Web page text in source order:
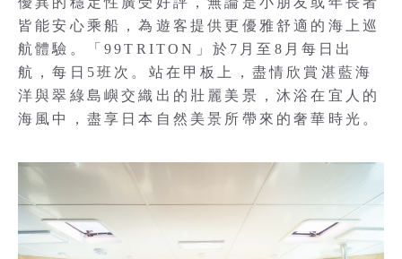
皆能安心乘船，為遊客提供更優雅舒適的海上巡
航體驗。「99TRITON」於7月至8月每日出
航，每日5班次。站在甲板上，盡情欣賞湛藍海
洋與翠綠島嶼交織出的壯麗美景，沐浴在宜人的
海風中，盡享日本自然美景所帶來的奢華時光。